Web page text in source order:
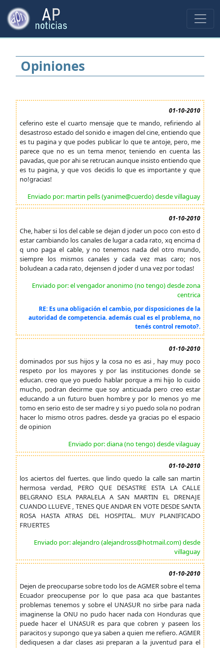
Opiniones
01-10-2010
ceferino este el cuarto mensaje que te mando, refiriendo al
desastroso estado del sonido e imagen del cine, entiendo que
es tu pagina y que podes publicar lo que te antoje, pero, me
parece que no es un tema menor, teniendo en cuenta las
pavadas, que por ahi se retrucan aunque insisto entiendo que
es tu pagina, y que vos decidis lo que es importante y que
no!gracias!
Enviado por: martin pells (yanime@cuerdo) desde villaguay
01-10-2010
Che, haber si los del cable se dejan d joder un poco con esto d
estar cambiando los canales de lugar a cada rato, xq encima d
q uno paga el cable, y no tenemos nada del otro mundo,
siempre los mismos canales y cada vez mas caro; nos
boludean a cada rato, dejensen d joder d una vez por todas!
Enviado por: el vengador anonimo (no tengo) desde zona
centrica
RE: Es una obligación el cambio, por disposiciones de la
autoridad de competencia. además cual es el problema, no
tenés control remoto?.
01-10-2010
dominados por sus hijos y la cosa no es asi , hay muy poco
respeto por los mayores y por las instituciones donde se
educan. creo que yo puedo hablar porque a mi hijo lo cuido
mucho, podran decirme que soy anticuada pero creo estar
educando a un futuro buen hombre y por lo menos yo me
tomo en serio esto de ser madre y si yo puedo sola no podran
hacer lo mismo otros padres. desde ya gracias po el espacio
de opinion
Enviado por: diana (no tengo) desde vilaguay
01-10-2010
los aciertos del fuertes. que lindo quedo la calle san martin
hermosa verdad, PERO QUE DESASTRE ESTA LA CALLE
BELGRANO ESLA PARALELA A SAN MARTIN EL DRENAJE
CUANDO LLUEVE , TENES QUE ANDAR EN VOTE DESDE SANTA
ROSA HASTA ATRAS DEL HOSPITAL. MUY PLANIFICADO
FRUERTES
Enviado por: alejandro (alejandross@hotmail.com) desde
villaguay
01-10-2010
Dejen de preocuparse sobre todo los de AGMER sobre el tema
Ecuador preocupense por lo que pasa aca que bastantes
problemas tenemos y sobre el UNASUR no sirbe para nada
imaginense la ONU no pudo hacer nada con Honduras que
puede hacer el UNASUR es para que cobren y paseen los
paracitos y supongo que ya saben a quien me refiero. AGMER
dediquesen a dar clases asi preparan a la juventud para el